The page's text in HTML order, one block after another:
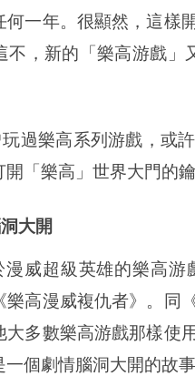
何一年。很顯然，這樣
不，新的「樂高游戲
樂高系列游戲，或許
「樂高」世界大門的鑰
大開
漫威超級英雄的樂高
樂高漫威複仇者》。同
大多數樂高游戲那樣使
個劇情腦洞大開的故事